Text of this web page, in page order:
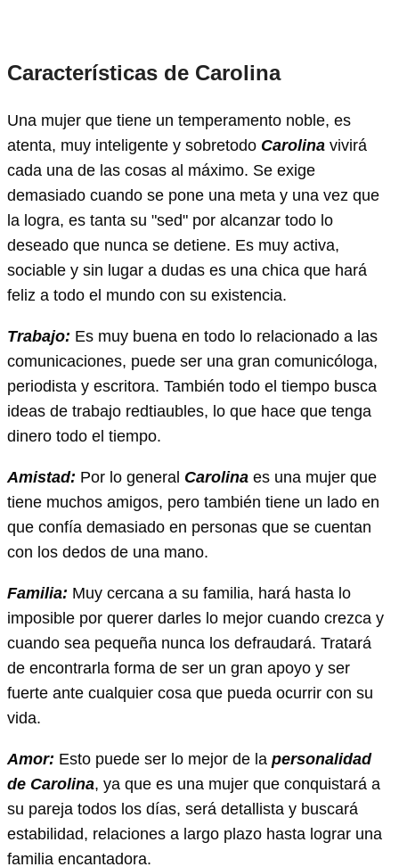
Características de Carolina
Una mujer que tiene un temperamento noble, es
atenta, muy inteligente y sobretodo Carolina vivirá
cada una de las cosas al máximo. Se exige
demasiado cuando se pone una meta y una vez que
la logra, es tanta su "sed" por alcanzar todo lo
deseado que nunca se detiene. Es muy activa,
sociable y sin lugar a dudas es una chica que hará
feliz a todo el mundo con su existencia.
Trabajo: Es muy buena en todo lo relacionado a las
comunicaciones, puede ser una gran comunicóloga,
periodista y escritora. También todo el tiempo busca
ideas de trabajo redtiaubles, lo que hace que tenga
dinero todo el tiempo.
Amistad: Por lo general Carolina es una mujer que
tiene muchos amigos, pero también tiene un lado en
que confía demasiado en personas que se cuentan
con los dedos de una mano.
Familia: Muy cercana a su familia, hará hasta lo
imposible por querer darles lo mejor cuando crezca y
cuando sea pequeña nunca los defraudará. Tratará
de encontrarla forma de ser un gran apoyo y ser
fuerte ante cualquier cosa que pueda ocurrir con su
vida.
Amor: Esto puede ser lo mejor de la personalidad
de Carolina, ya que es una mujer que conquistará a
su pareja todos los días, será detallista y buscará
estabilidad, relaciones a largo plazo hasta lograr una
familia encantadora.